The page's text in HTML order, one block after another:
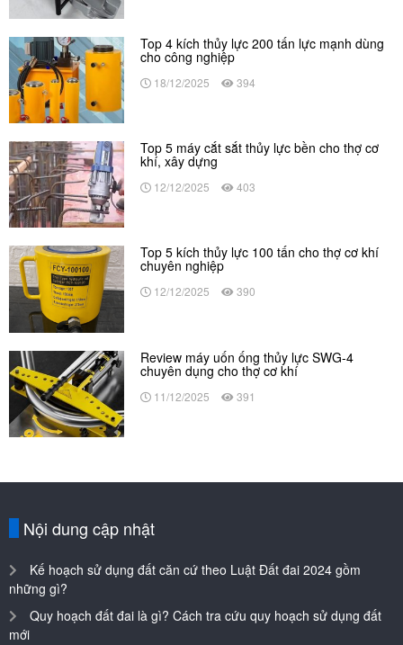
Top 4 kích thủy lực 200 tấn lực mạnh dùng
cho công nghiệp
18/12/2025 394
Top 5 máy cắt sắt thủy lực bền cho thợ cơ
khí, xây dựng
12/12/2025 403
Top 5 kích thủy lực 100 tấn cho thợ cơ khí
chuyên nghiệp
12/12/2025 390
Review máy uốn ống thủy lực SWG-4
chuyên dụng cho thợ cơ khí
11/12/2025 391
Nội dung cập nhật
Kế hoạch sử dụng đất căn cứ theo Luật Đất đai 2024 gồm
những gì?
Quy hoạch đất đai là gì? Cách tra cứu quy hoạch sử dụng đất
mới